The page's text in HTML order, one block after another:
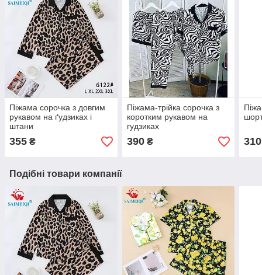
Піжама сорочка з довгим
рукавом на ґудзиках і
штани
355 ₴
Піжама-трійка сорочка з
коротким рукавом на
гудзиках
390₴ 310
Подібні товари компанії